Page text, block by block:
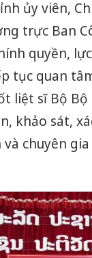
ủy viên,
trực Ban
quyền,
tục quan
liệt sĩ Bộ
khảo sát,
chuyên